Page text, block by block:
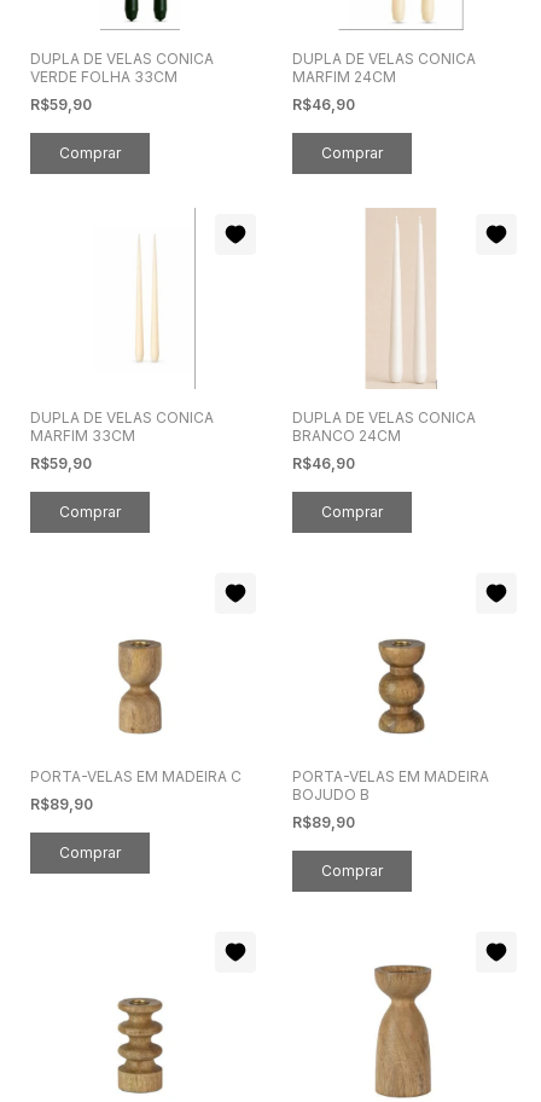
DUPLA DE VELAS CONICA
VERDE FOLHA 33CM
R$59,90
DUPLA DE VELAS CONICA
MARFIM 24CM
R$46,90
DUPLA DE VELAS CONICA
MARFIM 33CM
R$59,90
DUPLA DE VELAS CONICA
BRANCO 24CM
R$46,90
PORTA-VELAS EM MADEIRA C
R$89,90
PORTA-VELAS EM MADEIRA
BOJUDO B
R$89,90